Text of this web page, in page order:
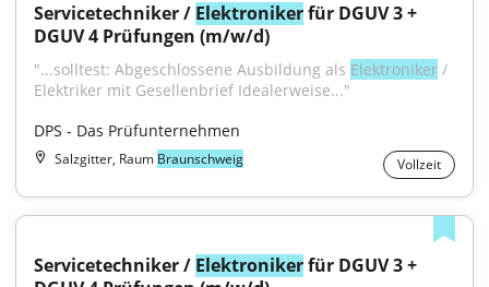
Servicetechniker / Elektroniker für DGUV 3 +
DGUV 4 Prüfungen (m/w/d)
"...solltest: Abgeschlossene Ausbildung als Elektroniker /
Elektriker mit Gesellenbrief Idealerweise..."
DPS - Das Prüfunternehmen
Salzgitter, Raum Braunschweig Vollzeit
Servicetechniker / Elektroniker für DGUV 3 +